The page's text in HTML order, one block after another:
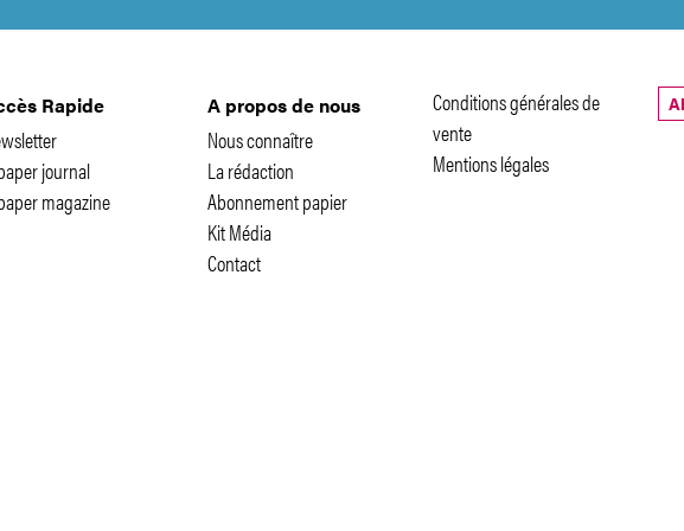
Rapide
journal
magazine
A propos de nous
Nous connaître
La rédaction
Abonnement papier
Kit Média
Contact
Conditions générales de
vente
Mentions légales